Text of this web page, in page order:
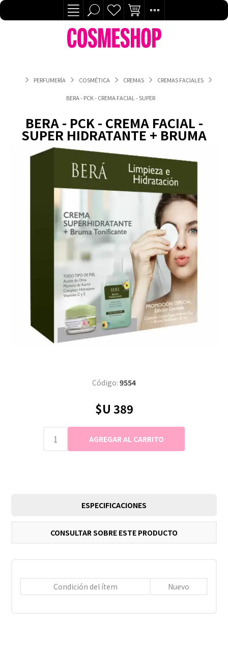
PERFUMERÍA COSMÉTICA CREMAS CREMAS FACIALES
BERA - PCK - CREMA FACIAL - SUPER HIDRATANTE + BRUMA
BERA - PCK - CREMA FACIAL -
SUPER HIDRATANTE + BRUMA
Código: 9554
$U 389
ESPECIFICACIONES
CONSULTAR SOBRE ESTE PRODUCTO
Condición del ítem Nuevo